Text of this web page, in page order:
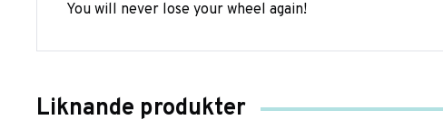
You will never lose your wheel again!
Liknande produkter